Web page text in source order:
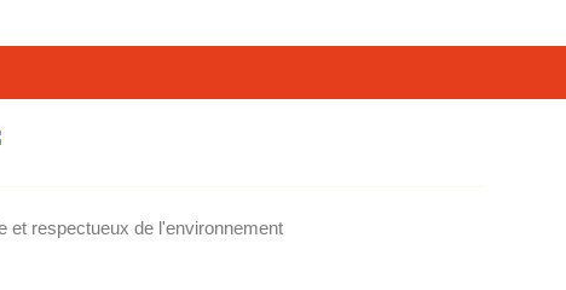
et respectueux de l'environnement